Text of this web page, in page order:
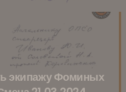
экипажу Фоминых